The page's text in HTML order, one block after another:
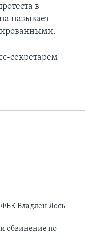
в
называет
секретарем
Владлен Лось
обвинение по